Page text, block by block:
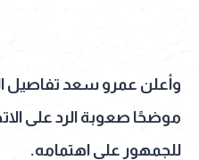
وأعلن عمرو سعد تفاصيل
موضحًا صعوبة الرد على
للجمهور على اهتمامه.